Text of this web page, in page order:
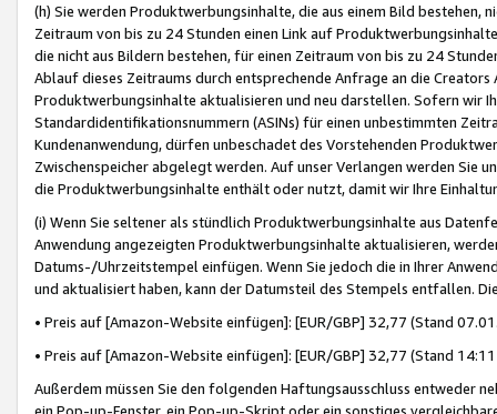
(h) Sie werden Produktwerbungsinhalte, die aus einem Bild bestehen,
Zeitraum von bis zu 24 Stunden einen Link auf
die nicht aus Bildern bestehen, für einen Zeitraum von bis zu 24
Ablauf dieses Zeitraums durch entsprechende Anfrage an die
Produktwerbungsinhalte aktualisieren und neu darstellen. Sofern wir
Standardidentifikationsnummern (ASINs) für einen unbestimmten
Kundenanwendung, dürfen unbeschadet des Vorstehenden
Zwischenspeicher abgelegt werden. Auf unser Verlangen werden Sie
die Produktwerbungsinhalte enthält oder nutzt, damit wir Ihre
(i) Wenn Sie seltener als stündlich Produktwerbungsinhalte aus
Anwendung angezeigten Produktwerbungsinhalte aktualisieren,
Datums-/Uhrzeitstempel einfügen. Wenn Sie jedoch die in Ihrer
und aktualisiert haben, kann der Datumsteil des Stempels entfallen.
• Preis auf [Amazon-Website einfügen]: [EUR/GBP] 32,77 (Stand
• Preis auf [Amazon-Website einfügen]: [EUR/GBP] 32,77 (Stand
Außerdem müssen Sie den folgenden Haftungsausschluss entweder
ein Pop-up-Fenster, ein Pop-up-Skript oder ein sonstiges